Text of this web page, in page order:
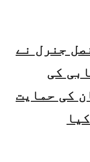
جنرل نے
کی
کی حمایت